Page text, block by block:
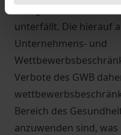
unterfällt. Die hierauf
Unternehmens- und
Verbote des GWB
Bereich des
anzuwenden sind,